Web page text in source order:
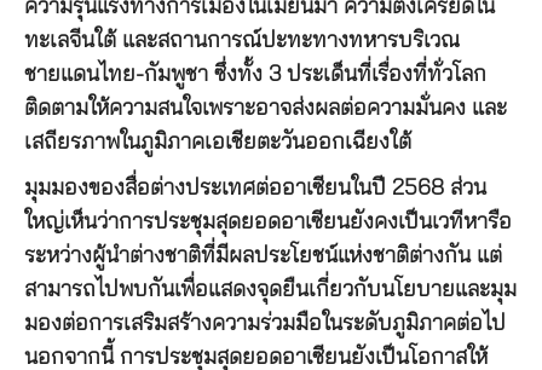
ความรุนแรงทางการเมืองในเมียนมา ความตึงเครียดใน
ทะเลจีนใต้ และสถานการณ์ปะทะทางทหารบริเวณ
ชายแดนไทย-กัมพูชา ซึ่งทั้ง 3 ประเด็นที่เรื่องที่ทั่วโลก
ติดตามให้ความสนใจเพราะอาจส่งผลต่อความมั่นคง และ
เสถียรภาพในภูมิภาคเอเชียตะวันออกเฉียงใต้
มุมมองของสื่อต่างประเทศต่ออาเซียนในปี 2568 ส่วน
ใหญ่เห็นว่าการประชุมสุดยอดอาเซียนยังคงเป็นเวทีหารือ
ระหว่างผู้นำต่างชาติที่มีผลประโยชน์แห่งชาติต่างกัน แต่
สามารถไปพบกันเพื่อแสดงจุดยืนเกี่ยวกับนโยบายและมุม
มองต่อการเสริมสร้างความร่วมมือในระดับภูมิภาคต่อไป
นอกจากนี้ การประชุมสุดยอดอาเซียนยังเป็นโอกาสให้